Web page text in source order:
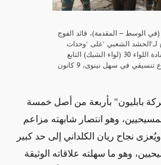
(في الوسط – المقدمة)، قائد الفوج
50"، التابع لـ"الحشد الشعبي "على "وحدات
حماية سهل نينوى"، يرحب بقادة اللواء 30 (لواء الشبك) التابع
لـ"الحشد الشعبي" في اجتماع تنسيقي في سهل نينوى، 9 كانون
2021 فوز "حركة بابليون" بأربعة من أصل خمسة
وهو انتصار شابهته مزاعم
ويُعزى نجاح ريان الكلداني إلى حد كبير
وهو ما سهلته علاقاته الوثيقة